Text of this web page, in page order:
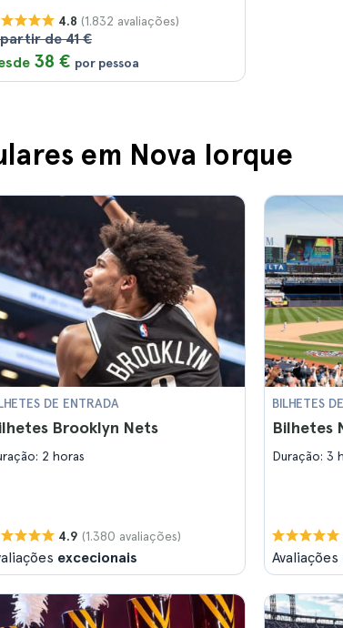
4.8 (1.832 avaliações)
de 41 €
38 € por pessoa
em Nova Iorque
DE ENTRADA
Brooklyn Nets
2 horas
4.9 (1.380 avaliações)
excecionais
BILHETES
Bilhetes
Duração: 3
Avaliações